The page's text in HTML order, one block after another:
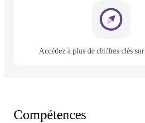
Accédez à plus de chiffres clés sur
Compétences